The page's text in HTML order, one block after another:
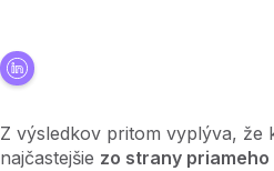
Z výsledkov pritom vyplýva, že
najčastejšie zo strany